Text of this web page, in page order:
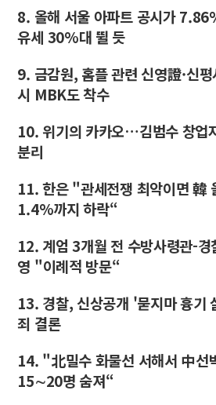
8. 올해 서울 아파트 공시가
유세 30%대 뛸 듯
9. 금감원, 홈플 관련 신영證·신
시 MBK도 착수
10. 위기의 카카오…김범수 창업
분리
11. 한은 "관세전쟁 최악이면 韓
1.4%까지 하락“
12. 계엄 3개월 전 수방사령관-
영 "이례적 방문“
13. 경찰, 신상공개 '묻지마 흉기
죄 결론
14. "北밀수 화물선 서해서 中
15∼20명 숨져“